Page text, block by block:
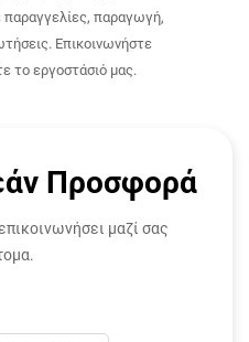
παραγγελίες, παραγωγή,
Επικοινωνήστε
το εργοστάσιό μας.
Προσφορά
μαζί σας